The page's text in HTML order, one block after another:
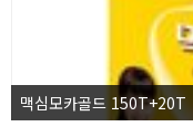
맥심모카골드 150T+20T